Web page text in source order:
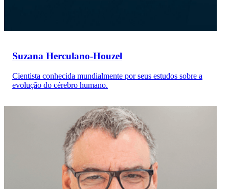
Suzana Herculano-Houzel
Cientista conhecida mundialmente por seus estudos sobre a
evolução do cérebro humano.